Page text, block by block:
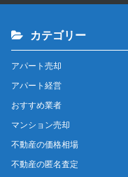
カテゴリー
アパート売却
アパート経営
おすすめ業者
マンション売却
不動産の価格相場
不動産の匿名査定